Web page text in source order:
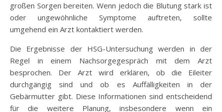
großen Sorgen bereiten. Wenn jedoch die Blutung stark ist
oder ungewöhnliche Symptome auftreten, sollte
umgehend ein Arzt kontaktiert werden.
Die Ergebnisse der HSG-Untersuchung werden in der
Regel in einem Nachsorgegespräch mit dem Arzt
besprochen. Der Arzt wird erklären, ob die Eileiter
durchgängig sind und ob es Auffälligkeiten in der
Gebärmutter gibt. Diese Informationen sind entscheidend
für die weitere Planung, insbesondere wenn ein